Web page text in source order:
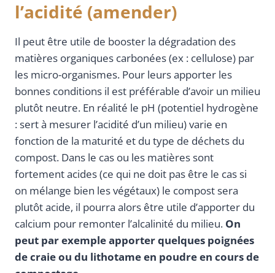
l’acidité (amender)
Il peut être utile de booster la dégradation des
matières organiques carbonées (ex : cellulose) par
les micro-organismes. Pour leurs apporter les
bonnes conditions il est préférable d’avoir un milieu
plutôt neutre. En réalité le pH (potentiel hydrogène
: sert à mesurer l’acidité d’un milieu) varie en
fonction de la maturité et du type de déchets du
compost. Dans le cas ou les matières sont
fortement acides (ce qui ne doit pas être le cas si
on mélange bien les végétaux) le compost sera
plutôt acide, il pourra alors être utile d’apporter du
calcium pour remonter l’alcalinité du milieu. On
peut par exemple apporter quelques poignées
de craie ou du lithotame en poudre en cours de